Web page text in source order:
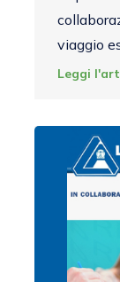
viaggio
Leggi